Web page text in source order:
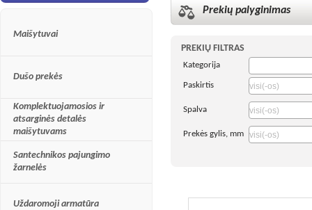
darome viską,
greitas, patogus ir
Pasinaudodami
kategorijų
segmentą.
pateikiame
filtrus,
parduotuvės
Maišytuvai
Dušo prekės
Komplektuojamosios ir
atsarginės detalės
maišytuvams
Santechnikos pajungimo
žarnelės
Uždaromoji armatūra
Prekių palyginimas
PREKIŲ FILTRAS
Kategorija
Paskirtis
Spalva
Prekės gylis, mm